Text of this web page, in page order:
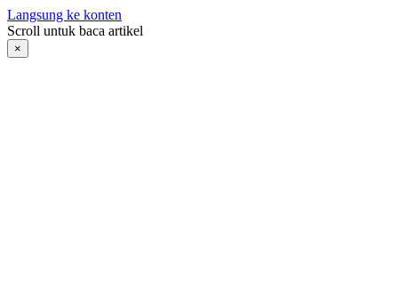
Langsung ke konten
Scroll untuk baca artikel
×